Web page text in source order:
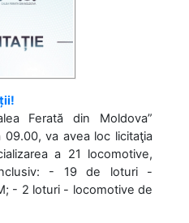
Ferată din Moldova”
va avea loc licitaţia
a 21 locomotive,
- 19 de loturi -
- 2 loturi - locomotive de